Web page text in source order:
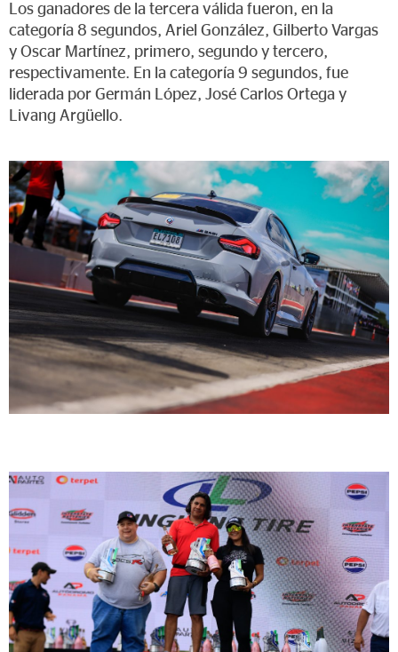
Los ganadores de la tercera válida fueron, en la
categoría 8 segundos, Ariel González, Gilberto Vargas
y Oscar Martínez, primero, segundo y tercero,
respectivamente. En la categoría 9 segundos, fue
liderada por Germán López, José Carlos Ortega y
Livang Argüello.